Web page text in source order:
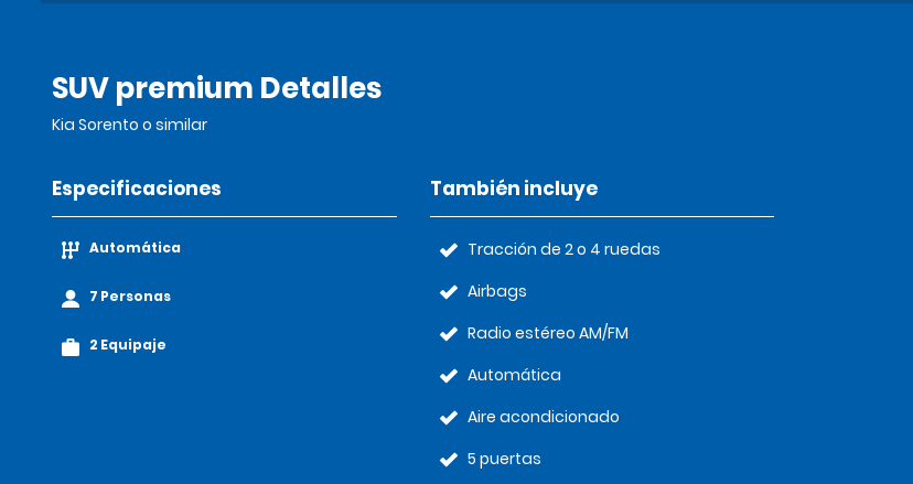
SUV premium Detalles
Kia Sorento o similar
Especificaciones
Automática
7 Personas
2 Equipaje
También incluye
Tracción de 2 o 4 ruedas
Airbags
Radio estéreo AM/FM
Automática
Aire acondicionado
5 puertas